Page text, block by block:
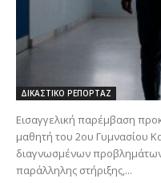
ΔΙΚΑΣΤΙΚΟ ΡΕΠΟΡΤΑΖ
Εισαγγελική παρέμβαση
μαθητή του 2ου Γυμνασίου
διαγνωσμένων προβλημάτων
παράλληλης στήριξης,...